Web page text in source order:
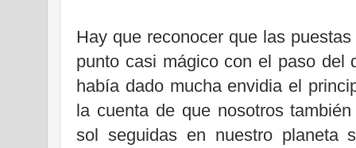
Hay que reconocer que las
punto casi mágico con el paso
había dado mucha envidia el
la cuenta de que nosotros
sol seguidas en nuestro planeta